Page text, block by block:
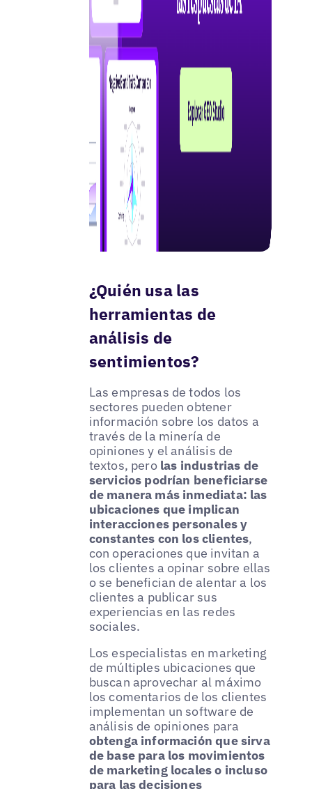
¿Quién usa las
herramientas de
análisis de
sentimientos?
Las empresas de todos los
sectores pueden obtener
información sobre los datos a
través de la minería de
opiniones y el análisis de
textos, pero las industrias de
servicios podrían beneficiarse
de manera más inmediata: las
ubicaciones que implican
interacciones personales y
constantes con los clientes,
con operaciones que invitan a
los clientes a opinar sobre ellas
o se benefician de alentar a los
clientes a publicar sus
experiencias en las redes
sociales.
Los especialistas en marketing
de múltiples ubicaciones que
buscan aprovechar al máximo
los comentarios de los clientes
implementan un software de
análisis de opiniones para
obtenga información que sirva
de base para los movimientos
de marketing locales o incluso
para las decisiones